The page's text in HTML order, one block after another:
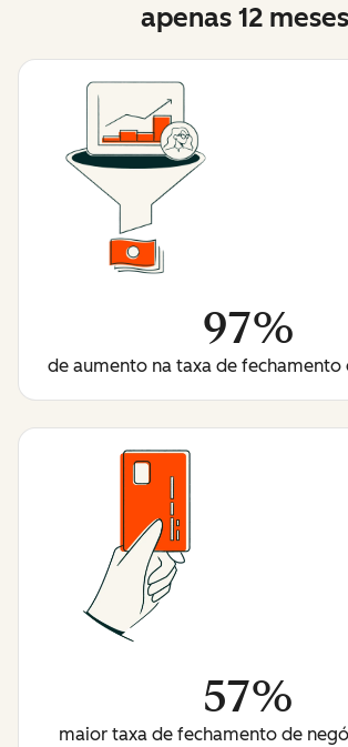
apenas 12
97%
de aumento na taxa de fechamento
57%
maior taxa de fechamento de